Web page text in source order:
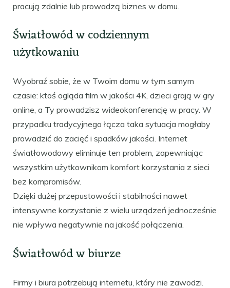
pracują zdalnie lub prowadzą biznes w domu.
Światłowód w codziennym
użytkowaniu
Wyobraź sobie, że w Twoim domu w tym samym
czasie: ktoś ogląda film w jakości 4K, dzieci grają w gry
online, a Ty prowadzisz wideokonferencję w pracy. W
przypadku tradycyjnego łącza taka sytuacja mogłaby
prowadzić do zacięć i spadków jakości. Internet
światłowodowy eliminuje ten problem, zapewniając
wszystkim użytkownikom komfort korzystania z sieci
bez kompromisów.
Dzięki dużej przepustowości i stabilności nawet
intensywne korzystanie z wielu urządzeń jednocześnie
nie wpływa negatywnie na jakość połączenia.
Światłowód w biurze
Firmy i biura potrzebują internetu, który nie zawodzi.